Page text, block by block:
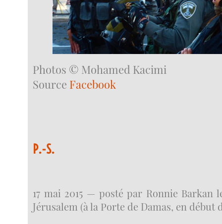
Photos © Mohamed Kacimi
Source Facebook
P.-S.
17 mai 2015 — posté par Ronnie Barkan
Jérusalem (à la Porte de Damas, en début